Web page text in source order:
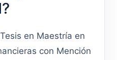
en Maestría en
con Mención